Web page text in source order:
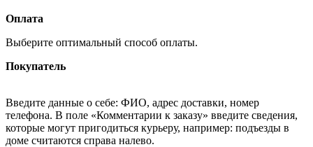
Оплата
Выберите оптимальный способ оплаты.
Покупатель
Введите данные о себе: ФИО, адрес доставки, номер
телефона. В поле «Комментарии к заказу» введите сведения,
которые могут пригодиться курьеру, например: подъезды в
доме считаются справа налево.